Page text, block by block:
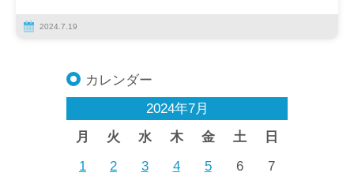
2024.7.19
カレンダー
2024年7月
月
火 水 木 金 土 日
1 2 3 4 5 6
7